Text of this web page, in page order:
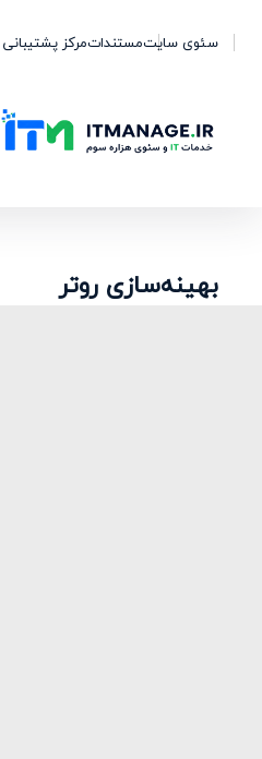
سئوی سایتمستنداتمرکز پشتیبانی
بهینه‌سازی روتر